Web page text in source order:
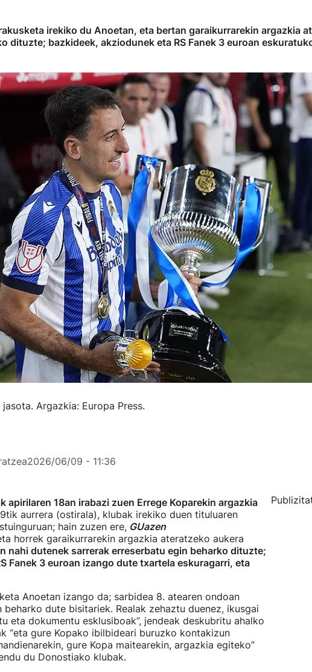
irekiko du Anoetan, eta bertan garaikurrarekin argazkia
dituzte; bazkideek, akziodunek eta RS Fanek 3 euroan
Argazkia: Europa Press.
2026/06/09 - 11:36
apirilaren 18an irabazi zuen Errege Koparekin argazkia
aurrera (ostirala), klubak irekiko duen tituluaren
hain zuzen ere, GUazen
horrek garaikurrarekin argazkia ateratzeko aukera
nahi dutenek sarrerak erreserbatu egin beharko dituzte;
Fanek 3 euroan izango dute txartela eskuragarri, eta
Anoetan izango da; sarbidea 8. atearen ondoan
dute bisitariek. Realak zehaztu duenez, ikusgai
eta dokumentu esklusiboak”, jendeak deskubritu ahalko
“eta gure Kopako ibilbideari buruzko kontakizun
gure Kopa maitearekin, argazkia egiteko”
du Donostiako klubak.